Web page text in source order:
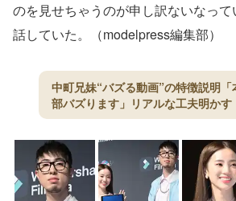
のを見せちゃうのが申し訳ないなっ
話していた。（modelpress編集部）
中町兄妹“バズる動画”の特徴説明「
部バズります」リアルな工夫明かす